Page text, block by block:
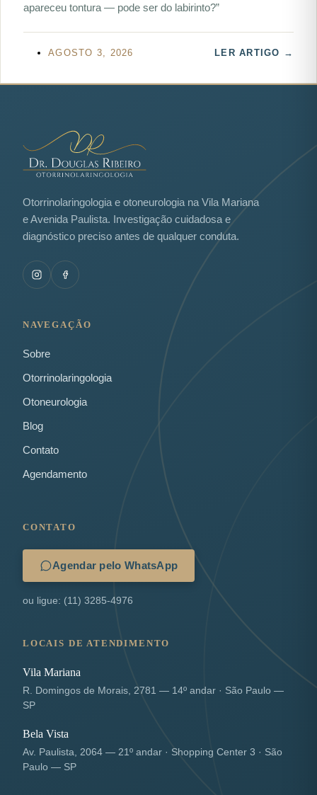
apareceu tontura — pode ser do labirinto?”
AGOSTO 3, 2026 LER ARTIGO →
Otorrinolaringologia e otoneurologia na Vila Mariana
e Avenida Paulista. Investigação cuidadosa e
diagnóstico preciso antes de qualquer conduta.
NAVEGAÇÃO
Sobre
Otorrinolaringologia
Otoneurologia
Blog
Contato
Agendamento
CONTATO
Agendar pelo WhatsApp
ou ligue: (11) 3285-4976
LOCAIS DE ATENDIMENTO
Vila Mariana
R. Domingos de Morais, 2781 — 14º andar · São Paulo —
SP
Bela Vista
Av. Paulista, 2064 — 21º andar · Shopping Center 3 · São
Paulo — SP